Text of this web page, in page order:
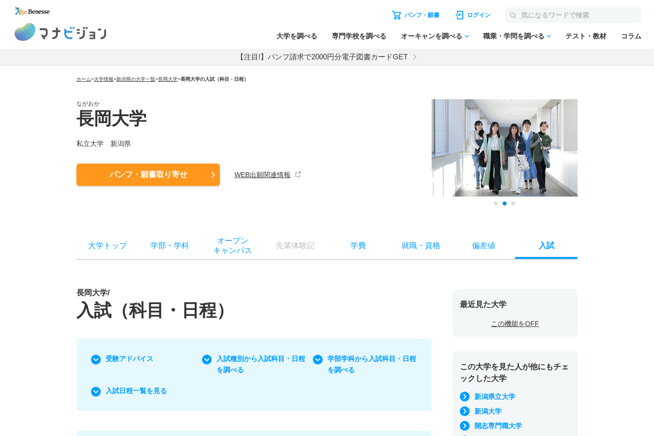
パンフ・願書 ログイン
大学を調べる 専門学校を調べる オーキャンを調べる 職業・学問を調べる テスト・教材 コラム
【注目!】パンフ請求で2000円分電子図書カードGET
ホーム>大学情報>新潟県の大学一覧>長岡大学>長岡大学の入試（科目・日程）
ながおか
長岡大学
私立大学 新潟県
パンフ・願書取り寄せ WEB出願関連情報
大学トップ 学部 ・ 学科
オープン
キャンパス
先輩体験記 学費 就職・ 資格 偏差値 入試
長岡大学/
入試（科目・日程）
受験アドバイス
入試種別から入試科目・日程
を調べる
学部学科から入試科目・日程
を調べる
入試日程一覧を見る
最近見た大学
この機能をOFF
この大学を見た人が他にもチェ
ックした大学
新潟県立大学
新潟大学
開志専門職大学